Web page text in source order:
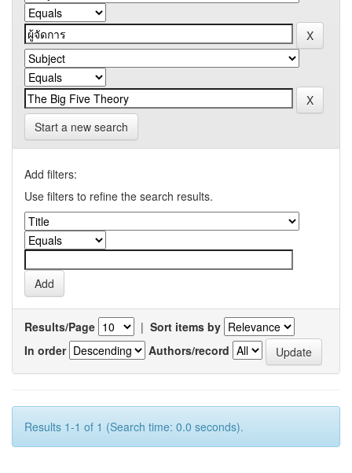
Start a new search
Add filters:
Use filters to refine the search results.
Results/Page | Sort items by
In order
Authors/record
Results 1-1 of 1 (Search time: 0.0 seconds).